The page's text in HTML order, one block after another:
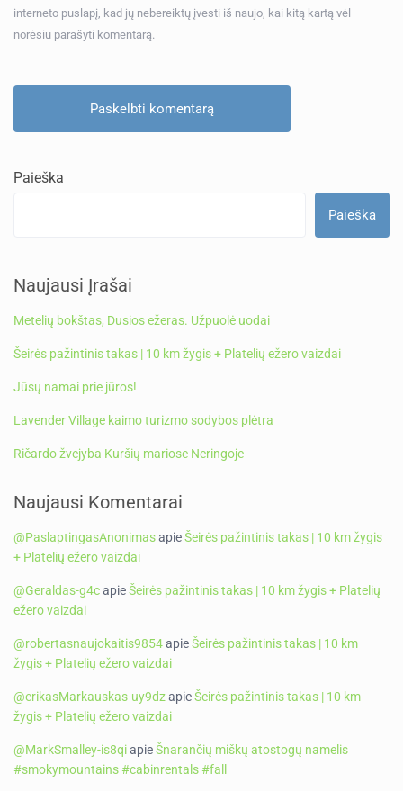
interneto puslapį, kad jų nebereiktų įvesti iš naujo, kai kitą kartą vėl
norėsiu parašyti komentarą.
Paieška
Paieška
Naujausi Įrašai
Metelių bokštas, Dusios ežeras. Užpuolė uodai
Šeirės pažintinis takas | 10 km žygis + Platelių ežero vaizdai
Jūsų namai prie jūros!
Lavender Village kaimo turizmo sodybos plėtra
Ričardo žvejyba Kuršių mariose Neringoje
Naujausi Komentarai
@PaslaptingasAnonimasapieŠeirės pažintinis takas | 10 km žygis
+ Platelių ežero vaizdai
@Geraldas-g4capieŠeirės pažintinis takas | 10 km žygis + Platelių
ežero vaizdai
@robertasnaujokaitis9854apieŠeirės pažintinis takas | 10 km
žygis + Platelių ežero vaizdai
@erikasMarkauskas-uy9dzapieŠeirės pažintinis takas | 10 km
žygis + Platelių ežero vaizdai
@MarkSmalley-is8qiapieŠnarančių miškų atostogų namelis
#smokymountains #cabinrentals #fall